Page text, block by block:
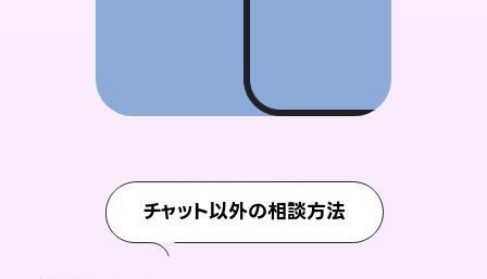
チャット以外の相談方法